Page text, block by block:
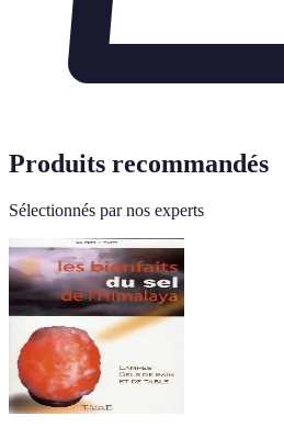
Produits recommandés
Sélectionnés par nos experts